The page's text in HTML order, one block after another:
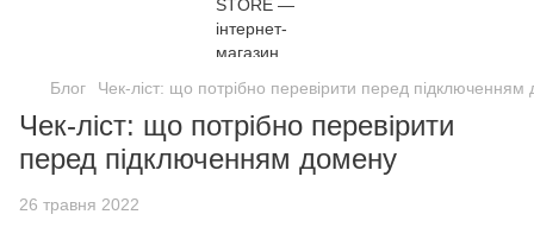
Блог Чек-ліст: що потрібно перевірити перед підключенням
Чек-ліст: що потрібно перевірити
перед підключенням домену
26 травня 2022